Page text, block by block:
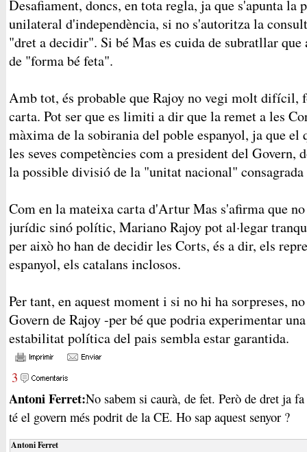
Desafiament, doncs, en tota regla, ja que s'apunta
unilateral d'independència, si no s'autoritza la
"dret a decidir". Si bé Mas es cuida de subratllar que
de "forma bé feta".
Amb tot, és probable que Rajoy no vegi molt difícil,
carta. Pot ser que es limiti a dir que la remet a les
màxima de la sobirania del poble espanyol, ja que el
les seves competències com a president del Govern,
la possible divisió de la "unitat nacional"
Com en la mateixa carta d'Artur Mas s'afirma que
jurídic sinó polític, Mariano Rajoy pot al·legar
per això ho han de decidir les Corts, és a dir, els
espanyol, els catalans inclosos.
Per tant, en aquest moment i si no hi ha sorpreses,
Govern de Rajoy -per bé que podria experimentar
estabilitat política del pais sembla estar garantida.
3
Antoni Ferret:No sabem si caurà, de fet. Però de dret ja
té el govern més podrit de la CE. Ho sap aquest senyor ?
Antoni Ferret